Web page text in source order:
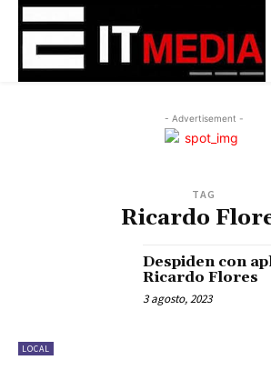
- Advertisement -
TAG
Ricardo
LOCAL
Despiden con
Ricardo Flores
3 agosto, 2023